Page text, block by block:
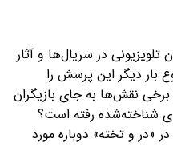
در سریال‌ها و آثار
بار دیگر این پرسش را
نقش‌ها به جای بازیگران
شناخته‌شده رفته است؟
«در و تخته» دوباره مورد